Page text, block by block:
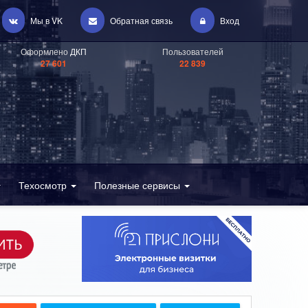
Мы в VK Обратная связь Вход
Оформлено ДКП
27 601
Пользователей
22 839
Техосмотр Полезные сервисы